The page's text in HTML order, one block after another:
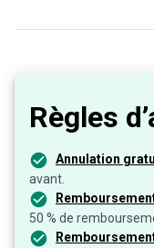
Règles
Annulation
avant.
50 % de